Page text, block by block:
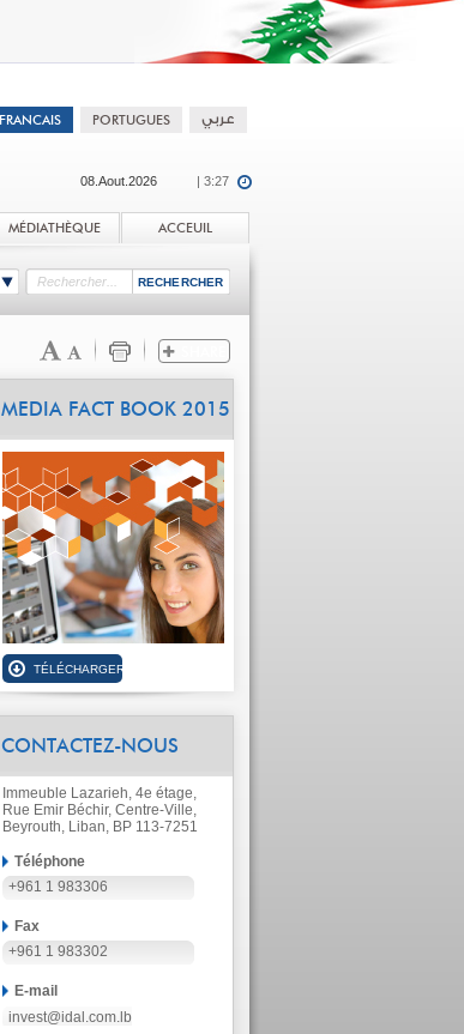
08.Aout.2026 | 3:27
MÉDIATHÈQUE ACCEUIL
MEDIA FACT BOOK 2015
CONTACTEZ-NOUS
Immeuble Lazarieh, 4e étage,
Rue Emir Béchir, Centre-Ville,
Beyrouth, Liban, BP 113-7251
Téléphone
+961 1 983306
Fax
+961 1 983302
E-mail
invest@idal.com.lb